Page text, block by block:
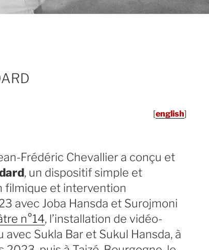
[english]
Frédéric Chevallier a conçu et
, un dispositif simple et
filmique et intervention
avec Joba Hansda et Surojmoni
n°14, l’installation de vidéo-
Sukla Bar et Sukul Hansda, à